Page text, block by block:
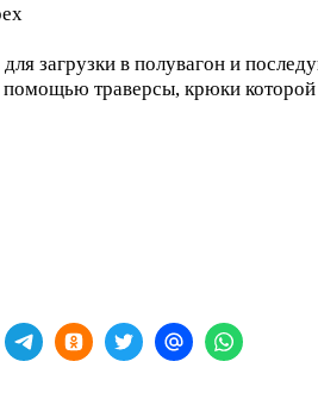
загрузки в полувагон и
траверсы, крюки которой